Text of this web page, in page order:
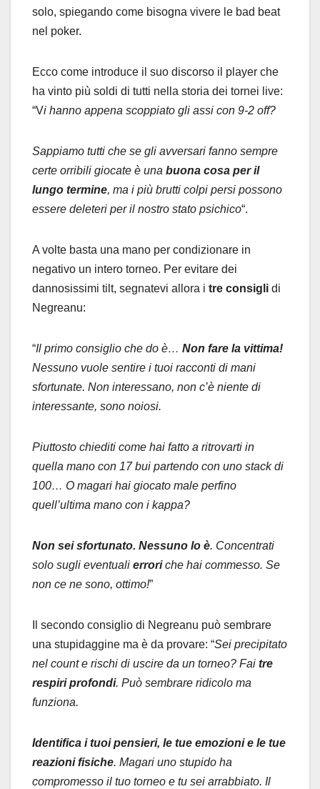
solo, spiegando come bisogna vivere le bad beat
nel poker.
Ecco come introduce il suo discorso il player che
ha vinto più soldi di tutti nella storia dei tornei live:
“Vi hanno appena scoppiato gli assi con 9-2 off?
Sappiamo tutti che se gli avversari fanno sempre
certe orribili giocate è una buona cosa per il
lungo termine, ma i più brutti colpi persi possono
essere deleteri per il nostro stato psichico“.
A volte basta una mano per condizionare in
negativo un intero torneo. Per evitare dei
dannosissimi tilt, segnatevi allora i tre consigli di
Negreanu:
“Il primo consiglio che do è… Non fare la vittima!
Nessuno vuole sentire i tuoi racconti di mani
sfortunate. Non interessano, non c’è niente di
interessante, sono noiosi.
Piuttosto chiediti come hai fatto a ritrovarti in
quella mano con 17 bui partendo con uno stack di
100… O magari hai giocato male perfino
quell’ultima mano con i kappa?
Non sei sfortunato. Nessuno lo è. Concentrati
solo sugli eventuali erroriche hai commesso. Se
non ce ne sono, ottimo!”
Il secondo consiglio di Negreanu può sembrare
una stupidaggine ma è da provare: “Sei precipitato
nel count e rischi di uscire da un torneo? Fai tre
respiri profondi. Può sembrare ridicolo ma
funziona.
Identifica i tuoi pensieri, le tue emozioni e le tue
reazioni fisiche. Magari uno stupido ha
compromesso il tuo torneo e tu sei arrabbiato. Il